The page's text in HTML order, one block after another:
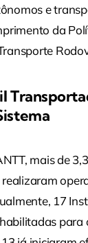
e
da
mais de
17
para